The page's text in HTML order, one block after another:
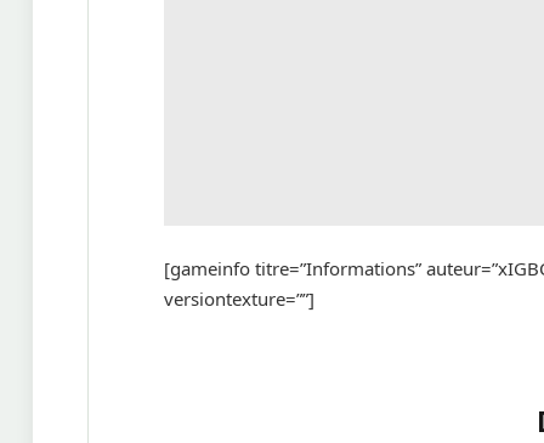
[gameinfo titre=”Informations”
versiontexture=””]